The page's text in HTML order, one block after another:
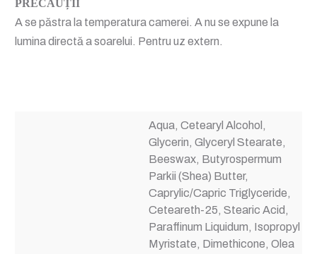
PRECAUȚII
A se păstra la temperatura camerei. A nu se expune la
lumina directă a soarelui. Pentru uz extern.
Aqua, Cetearyl Alcohol,
Glycerin, Glyceryl Stearate,
Beeswax, Butyrospermum
Parkii (Shea) Butter,
Caprylic/Capric Triglyceride,
Ceteareth-25, Stearic Acid,
Paraffinum Liquidum, Isopropyl
Myristate, Dimethicone, Olea